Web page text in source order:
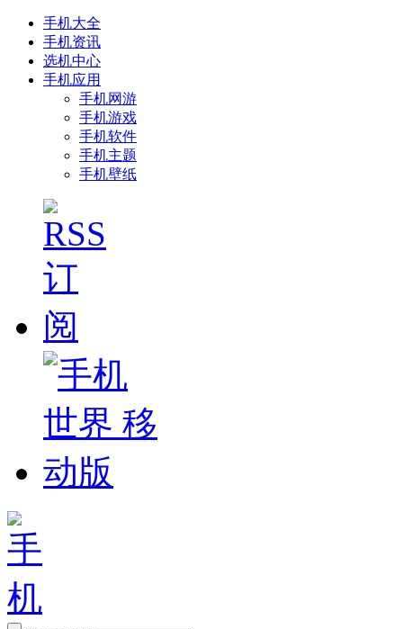
手机大全
手机资讯
选机中心
手机应用
手机网游
手机游戏
手机软件
手机主题
手机壁纸